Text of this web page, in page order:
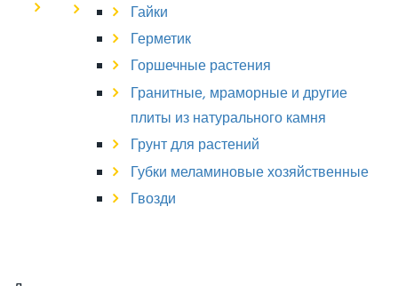
Гайки
Герметик
Горшечные растения
Гранитные, мраморные и другие
плиты из натурального камня
Грунт для растений
Губки меламиновые хозяйственные
Гвозди